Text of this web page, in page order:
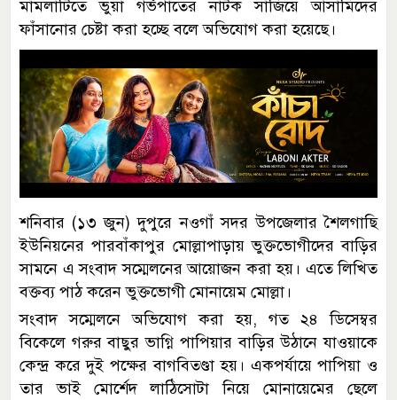
মামলাটিতে ভুয়া গর্ভপাতের নাটক সাজিয়ে আসামিদের
ফাঁসানোর চেষ্টা করা হচ্ছে বলে অভিযোগ করা হয়েছে।
শনিবার (১৩ জুন) দুপুরে নওগাঁ সদর উপজেলার শৈলগাছি
ইউনিয়নের পারবাঁকাপুর মোল্লাপাড়ায় ভুক্তভোগীদের বাড়ির
সামনে এ সংবাদ সম্মেলনের আয়োজন করা হয়। এতে লিখিত
বক্তব্য পাঠ করেন ভুক্তভোগী মোনায়েম মোল্লা।
সংবাদ সম্মেলনে অভিযোগ করা হয়, গত ২৪ ডিসেম্বর
বিকেলে গরুর বাছুর ভাগ্নি পাপিয়ার বাড়ির উঠানে যাওয়াকে
কেন্দ্র করে দুই পক্ষের বাগবিতণ্ডা হয়। একপর্যায়ে পাপিয়া ও
তার ভাই মোর্শেদ লাঠিসোটা নিয়ে মোনায়েমের ছেলে